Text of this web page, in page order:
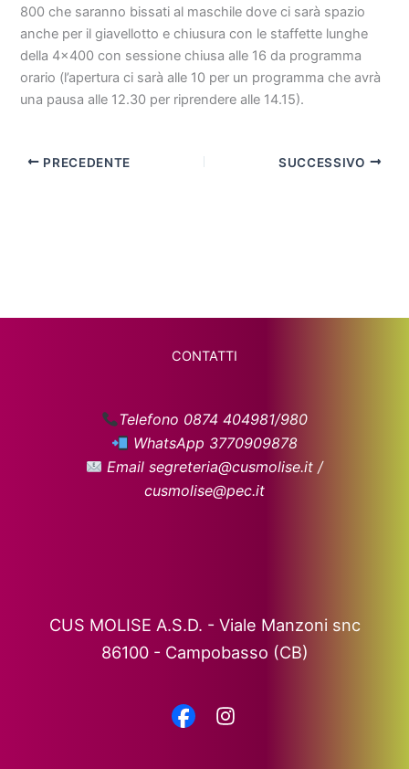
800 che saranno bissati al maschile dove ci sarà spazio
anche per il giavellotto e chiusura con le staffette lunghe
della 4×400 con sessione chiusa alle 16 da programma
orario (l’apertura ci sarà alle 10 per un programma che avrà
una pausa alle 12.30 per riprendere alle 14.15).
PRECEDENTE SUCCESSIVO
CONTATTI
Telefono 0874 404981/980
WhatsApp 3770909878
Email segreteria@cusmolise.it /
cusmolise@pec.it
CUS MOLISE A.S.D. - Viale Manzoni snc
86100 - Campobasso (CB)